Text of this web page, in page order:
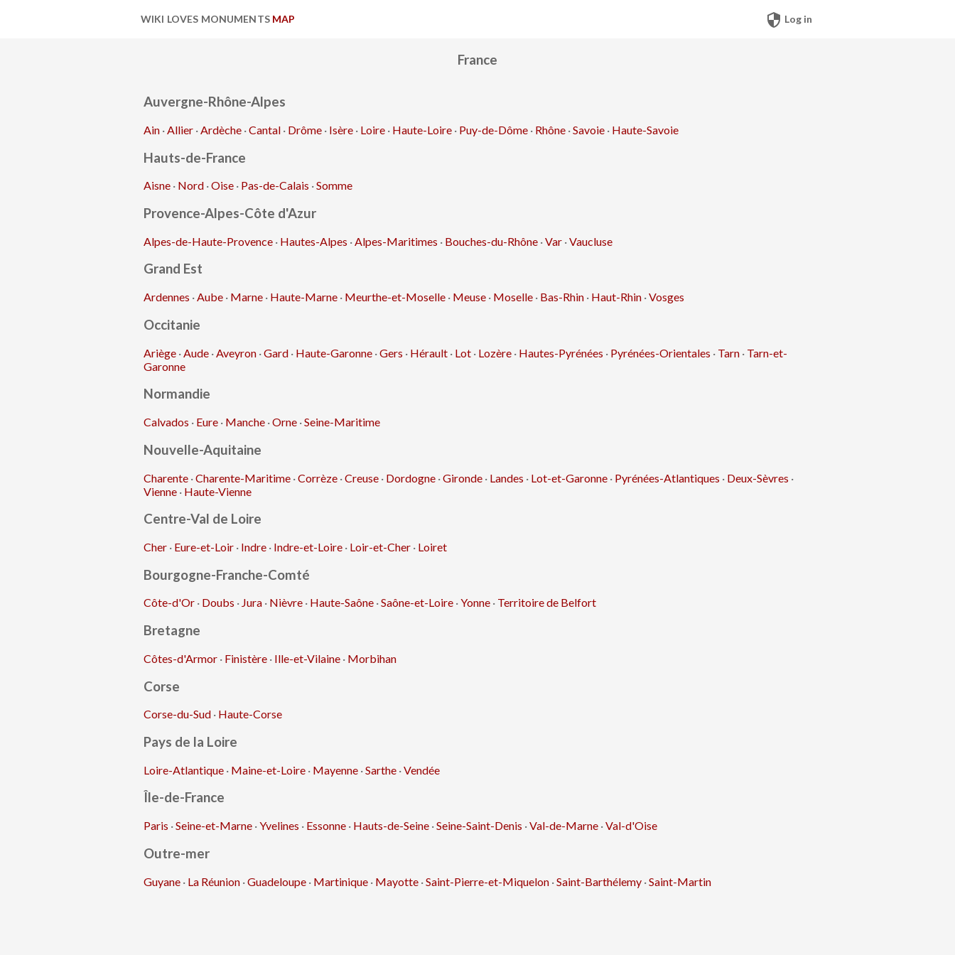
WIKI LOVES MONUMENTS MAP security Log in
France
Auvergne-Rhône-Alpes
Ain ·Allier ·Ardèche ·Cantal · Drôme · Isère · Loire · Haute-Loire · Puy-de-Dôme · Rhône ·Savoie · Haute-Savoie
Hauts-de-France
Aisne · Nord ·Oise · Pas-de-Calais ·Somme
Provence-Alpes-Côte d'Azur
Alpes-de-Haute-Provence · Hautes-Alpes · Alpes-Maritimes · Bouches-du-Rhône ·Var ·Vaucluse
Grand Est
Ardennes ·Aube · Marne · Haute-Marne · Meurthe-et-Moselle · Meuse · Moselle · Bas-Rhin · Haut-Rhin ·Vosges
Occitanie
Ariège · Aude · Aveyron ·Gard · Haute-Garonne ·Gers · Hérault · Lot · Lozère · Hautes-Pyrénées · Pyrénées-Orientales · Tarn · Tarn-et-
Garonne
Normandie
Calvados · Eure · Manche ·Orne ·Seine-Maritime
Nouvelle-Aquitaine
Charente ·Charente-Maritime ·Corrèze ·Creuse · Dordogne ·Gironde · Landes · Lot-et-Garonne · Pyrénées-Atlantiques · Deux-Sèvres ·
Vienne · Haute-Vienne
Centre-Val de Loire
Cher · Eure-et-Loir · Indre · Indre-et-Loire · Loir-et-Cher · Loiret
Bourgogne-Franche-Comté
Côte-d'Or · Doubs · Jura · Nièvre · Haute-Saône ·Saône-et-Loire ·Yonne · Territoire de Belfort
Bretagne
Côtes-d'Armor · Finistère · Ille-et-Vilaine · Morbihan
Corse
Corse-du-Sud · Haute-Corse
Pays de la Loire
Loire-Atlantique · Maine-et-Loire · Mayenne ·Sarthe ·Vendée
Île-de-France
Paris ·Seine-et-Marne ·Yvelines · Essonne · Hauts-de-Seine ·Seine-Saint-Denis ·Val-de-Marne ·Val-d'Oise
Outre-mer
Guyane · La Réunion ·Guadeloupe · Martinique · Mayotte ·Saint-Pierre-et-Miquelon ·Saint-Barthélemy ·Saint-Martin